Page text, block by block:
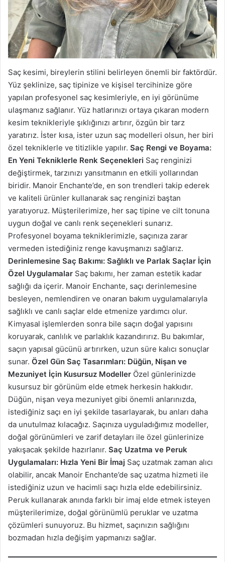
Saç kesimi, bireylerin stilini belirleyen önemli bir faktördür.
Yüz şeklinize, saç tipinize ve kişisel tercihinize göre
yapılan profesyonel saç kesimleriyle, en iyi görünüme
ulaşmanız sağlanır. Yüz hatlarınızı ortaya çıkaran modern
kesim teknikleriyle şıklığınızı artırır, özgün bir tarz
yaratırız. İster kısa, ister uzun saç modelleri olsun, her biri
özel tekniklerle ve titizlikle yapılır. Saç Rengi ve Boyama:
En Yeni Tekniklerle Renk Seçenekleri Saç renginizi
değiştirmek, tarzınızı yansıtmanın en etkili yollarından
biridir. Manoir Enchante’de, en son trendleri takip ederek
ve kaliteli ürünler kullanarak saç renginizi baştan
yaratıyoruz. Müşterilerimize, her saç tipine ve cilt tonuna
uygun doğal ve canlı renk seçenekleri sunarız.
Profesyonel boyama tekniklerimizle, saçınıza zarar
vermeden istediğiniz renge kavuşmanızı sağlarız.
Derinlemesine Saç Bakımı: Sağlıklı ve Parlak Saçlar İçin
Özel Uygulamalar Saç bakımı, her zaman estetik kadar
sağlığı da içerir. Manoir Enchante, saçı derinlemesine
besleyen, nemlendiren ve onaran bakım uygulamalarıyla
sağlıklı ve canlı saçlar elde etmenize yardımcı olur.
Kimyasal işlemlerden sonra bile saçın doğal yapısını
koruyarak, canlılık ve parlaklık kazandırırız. Bu bakımlar,
saçın yapısal gücünü artırırken, uzun süre kalıcı sonuçlar
sunar. Özel Gün Saç Tasarımları: Düğün, Nişan ve
Mezuniyet İçin Kusursuz Modeller Özel günlerinizde
kusursuz bir görünüm elde etmek herkesin hakkıdır.
Düğün, nişan veya mezuniyet gibi önemli anlarınızda,
istediğiniz saçı en iyi şekilde tasarlayarak, bu anları daha
da unutulmaz kılacağız. Saçınıza uyguladığımız modeller,
doğal görünümleri ve zarif detayları ile özel günlerinize
yakışacak şekilde hazırlanır. Saç Uzatma ve Peruk
Uygulamaları: Hızla Yeni Bir İmaj Saç uzatmak zaman alıcı
olabilir, ancak Manoir Enchante’de saç uzatma hizmeti ile
istediğiniz uzun ve hacimli saçı hızla elde edebilirsiniz.
Peruk kullanarak anında farklı bir imaj elde etmek isteyen
müşterilerimize, doğal görünümlü peruklar ve uzatma
çözümleri sunuyoruz. Bu hizmet, saçınızın sağlığını
bozmadan hızla değişim yapmanızı sağlar.